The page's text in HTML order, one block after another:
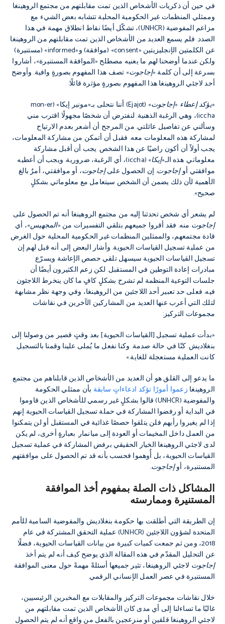
في حين أن ذكريات الأشخاص الذين تمت مقابلتهم من مجتمع الروهينغا
وممثلي المنظمات غير الحكومية المحلية تتشابه بعض الشيء مع
مزاعم المفوضية (UNHCR)، تشكّل أيضًا نقاط انطلاق مهمة في هذا
الصدد. فلم يسمع العديد من الأشخاص الذين تمت مقابلتهم من الروهينغا
عن الكلمتين الإنجليزيتين «consent» (موافقة) و«informed» (مستنيرة)
ولكن عندما أوضحنا لهم ما يعنيه مصطلح «الموافقة المستنيرة»، أشاروا
بسرعة إلى أن كلمة «إجاجوت» تصف هذا المفهوم بصورةٍ وافية. وأوضح
أحد لاجئي الروهينغا هذا المفهوم بصورةٍ مؤثرة قائلًا:
«يؤكد إعطاء «إجاجوت» (Ejajot) أننا نتحلى بـ«مونير إيكا»
(mon-er
iccha) ، وهي الرغبة الذهنية. لنفترض أن شخصًا مجهولًا اقترب مني
وسألني عن تفاصيل عائلتي. من المرجح أن أشعر بعدم الارتياح
لمشاركة هذه المعلومات معه. فقبل أن أتمكن من مشاركة المعلومات،
يجب أولاً أن أكون راضيًا عن هذا الشخص. يجب أن أقبل مشاركة
معلوماتي. هذه الـ«إيكا» (iccha)،
أي الرغبة، ضرورية. ويجب أن أعطيه
موافقتي أوإجاجوت. إن الحصول علىإجاجوت، أو موافقتي، أمرٌ بالغ
الأهمية لأن ذلك يضمن أن الشخص سيتعامل مع معلوماتي بشكلٍ
صحيح».
لم يشعر أي شخص تحدثنا إليه من مجتمع الروهينغا أنه تم الحصول على
إجاجوت منه. فقد أقروا جميعهم بتلقي التفسيرات من «المجهيس»، أي
قادة مجتمعهم، والممثلين المنظمات غير الحكومية المحلية حول الغرض
من عملية تسجيل القياسات الحيوية. وأشار البعض إلى أنه قيل لهم إن
تسجيل القياسات الحيوية سيسهل تلقي حصص الإعاشة ويسرّع
مبادرات إعادة التوطين في المستقبل. لكن زعم الكثيرون أيضًا أن
جلسات التوعية المنظمة لم تشرح بشكلٍ كافٍ ما كان ينخرط اللاجئون
فيه. فعلى حد تعبير أحد اللاجئين من الروهينغا، وفي وجهة نظر مشابهة
لتلك التي أعرب عنها العديد من المشاركين الآخرين في نقاشات
مجموعات التركيز:
«بدأت عملية تسجيل [القياسات الحيوية] بعد وقتٍ قصير من وصولنا إلى
بنغلاديش. كنّا في حالة صدمة. وكنا نفعل ما يُملى علينا وقمنا بالتسجيل.
كانت العملية مستعجلة للغاية.»
ما يدعو إلى القلق هو أن العديد من الأشخاص الذين قابلناهم من مجتمع
الروهينغا زعموا أمورًا تؤكد ادعاءاتٍ سابقة بأن ممثلي الحكومة
والمفوضية (UNHCR) قالوا بشكلٍ غير رسمي للأشخاص الذين قاوموا
في البداية أو رفضوا المشاركة في حملة تسجيل القياسات الحيوية إنهم
إذا لم يغيروا رأيهم فلن يتلقوا حصصًا غذائية في المستقبل أو لن يتمكنوا
من العمل داخل المخيمات أو العودة إلى ميانمار. بعبارةٍ أخرى، لم يكن
لدى لاجئي الروهينغا الخيار الحقيقي برفض المشاركة في عملية تسجيل
القياسات الحيوية، بل أُوهموا فحسب بأنه قد تم الحصول على موافقتهم
المستنيرة، أوإجاجوت.
المشاكل ذات الصلة بمفهوم أخذ الموافقة
المستنيرة وممارسته
إن الطريقة التي أطلقت بها حكومة بنغلاديش والمفوضية السامية للأمم
المتحدة لشؤون اللاجئين (UNHCR) عملية التحقق المشتركة في عام
2018، ومن ثم جمعت كميات كبيرة من بيانات القياسات الحيوية، فضلًا
عن التحليل المقدّم في هذه المقالة الذي يوضح كيف أنه لم يتم أخذ
إجاجوت لاجئي الروهينغا، تثير جميعها أسئلةً مهمةً حول معنى الموافقة
المستنيرة في عصر العمل الإنساني الرقمي.
خلال نقاشات مجموعات التركيز والمقابلات مع المخبرين الرئيسيين،
غالبًا ما تساءلنا إلى أي مدى كان الأشخاص الذين تمت مقابلتهم من
لاجئي الروهينغا قلقين أو منزعجين بالفعل من واقع أنه لم يتم الحصول